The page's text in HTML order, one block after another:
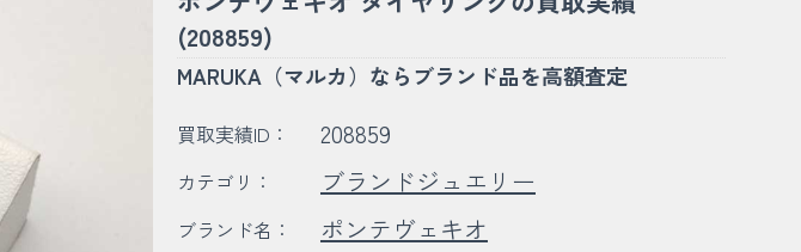
(208859)
MARUKA（マルカ）ならブランド品を高額査定
買取実績ID： 208859
カテゴリ： ブランドジュエリー
ブランド名： ポンテヴェキオ